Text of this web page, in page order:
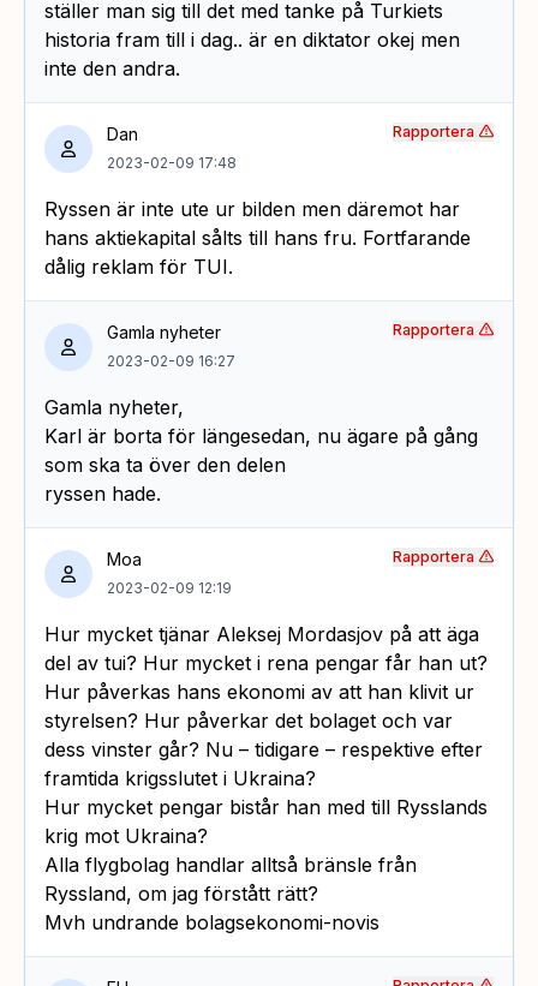
ställer man sig till det med tanke på Turkiets
historia fram till i dag.. är en diktator okej men
inte den andra.
Dan
2023-02-09 17:48
Ryssen är inte ute ur bilden men däremot har
hans aktiekapital sålts till hans fru. Fortfarande
dålig reklam för TUI.
Rapportera
Gamla nyheter
2023-02-09 16:27
Gamla nyheter,
Karl är borta för längesedan, nu ägare på gång
som ska ta över den delen
ryssen hade.
Rapportera
Moa
2023-02-09 12:19
Hur mycket tjänar Aleksej Mordasjov på att äga
del av tui? Hur mycket i rena pengar får han ut?
Hur påverkas hans ekonomi av att han klivit ur
styrelsen? Hur påverkar det bolaget och var
dess vinster går? Nu – tidigare – respektive efter
framtida krigsslutet i Ukraina?
Hur mycket pengar bistår han med till Rysslands
krig mot Ukraina?
Alla flygbolag handlar alltså bränsle från
Ryssland, om jag förstått rätt?
Mvh undrande bolagsekonomi-novis
Rapportera